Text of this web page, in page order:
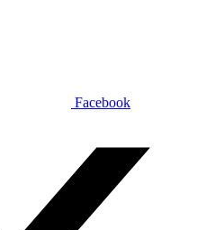
Facebook